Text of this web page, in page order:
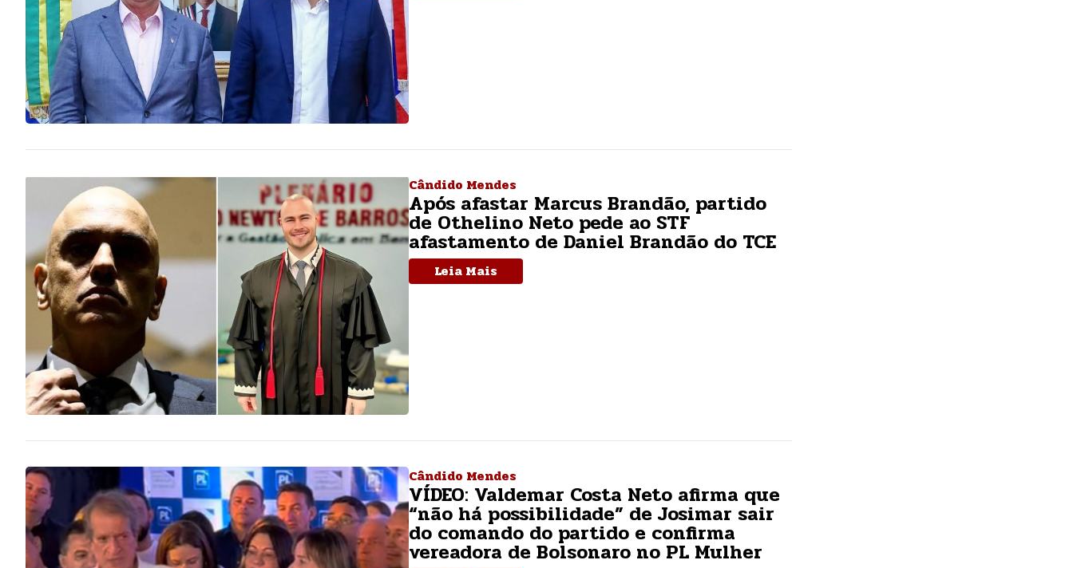
Cândido Mendes
Após afastar Marcus Brandão, partido
de Othelino Neto pede ao STF
afastamento de Daniel Brandão do TCE
Leia Mais
Cândido Mendes
VÍDEO: Valdemar Costa Neto afirma que
“não há possibilidade” de Josimar sair
do comando do partido e confirma
vereadora de Bolsonaro no PL Mulher